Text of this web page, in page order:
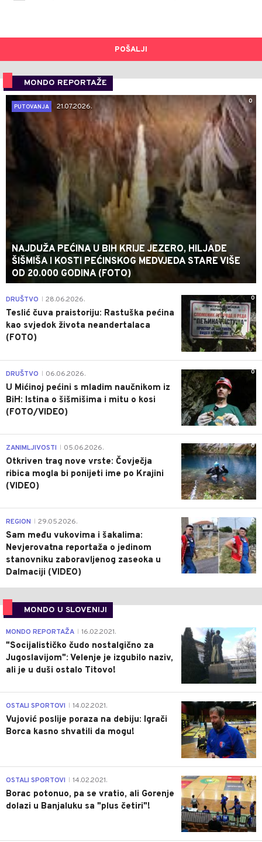
POŠALJI
MONDO REPORTAŽE
0
PUTOVANJA
21.07.2026.
NAJDUŽA PEĆINA U BIH KRIJE JEZERO, HILJADE
ŠIŠMIŠA I KOSTI PEĆINSKOG MEDVJEDA STARE VIŠE
OD 20.000 GODINA (FOTO)
0
DRUŠTVO 28.06.2026.
Teslić čuva praistoriju: Rastuška pećina
kao svjedok života neandertalaca
(FOTO)
0
DRUŠTVO 06.06.2026.
U Mićinoj pećini s mladim naučnikom iz
BiH: Istina o šišmišima i mitu o kosi
(FOTO/VIDEO)
0
ZANIMLJIVOSTI 05.06.2026.
Otkriven trag nove vrste: Čovječja
ribica mogla bi ponijeti ime po Krajini
(VIDEO)
0
REGION 29.05.2026.
Sam među vukovima i šakalima:
Nevjerovatna reportaža o jedinom
stanovniku zaboravljenog zaseoka u
Dalmaciji (VIDEO)
MONDO U SLOVENIJI
4
MONDO REPORTAŽA 16.02.2021.
"Socijalističko čudo nostalgično za
Jugoslavijom": Velenje je izgubilo naziv,
ali je u duši ostalo Titovo!
1
OSTALI SPORTOVI 14.02.2021.
Vujović poslije poraza na debiju: Igrači
Borca kasno shvatili da mogu!
3
OSTALI SPORTOVI 14.02.2021.
Borac potonuo, pa se vratio, ali Gorenje
dolazi u Banjaluku sa "plus četiri"!